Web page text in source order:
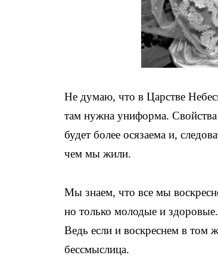
Не думаю, что в Царстве
там нужна униформа.
будет более осязаема и,
чем мы жили.
Мы знаем, что все мы
но только молодые и
Ведь если и воскреснем в том
бессмыслица.